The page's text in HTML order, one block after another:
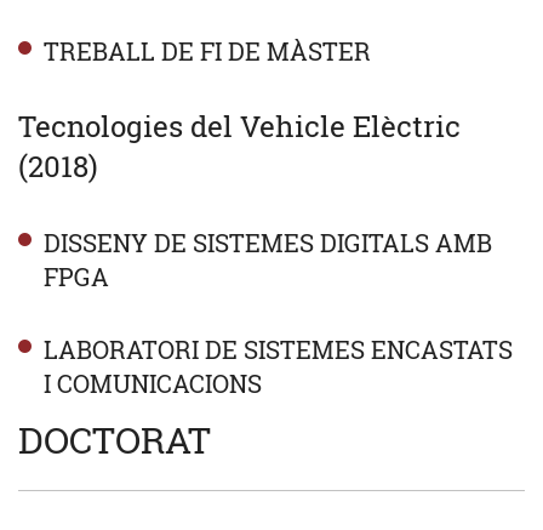
TREBALL DE FI DE MÀSTER
Tecnologies del Vehicle Elèctric
(2018)
DISSENY DE SISTEMES DIGITALS AMB
FPGA
LABORATORI DE SISTEMES ENCASTATS
I COMUNICACIONS
DOCTORAT